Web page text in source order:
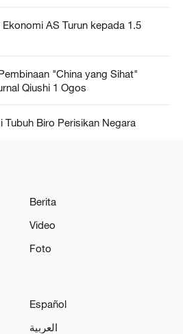
AS Turun kepada 1.5
"China yang Sihat"
Qiushi 1 Ogos
Tubuh Biro Perisikan Negara
Berita
Video
Foto
Español
العربية